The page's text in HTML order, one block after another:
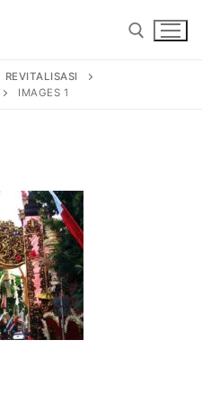
REVITALISASI
IMAGES 1